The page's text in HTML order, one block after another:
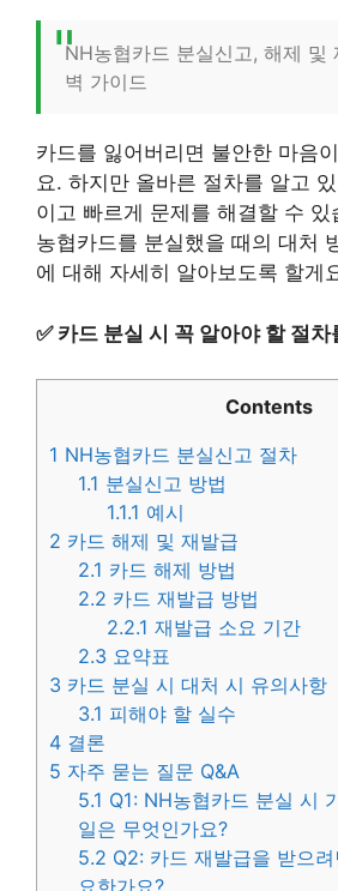
NH농협카드 분실신고, 해제 및
벽 가이드
카드를 잃어버리면 불안한 마음
요. 하지만 올바른 절차를 알고
이고 빠르게 문제를 해결할 수
농협카드를 분실했을 때의 대처
에 대해 자세히 알아보도록 할게
✅ 카드 분실 시 꼭 알아야 할 절
Contents
1 NH농협카드 분실신고 절차
1.1 분실신고 방법
1.1.1 예시
2 카드 해제 및 재발급
2.1 카드 해제 방법
2.2 카드 재발급 방법
2.2.1 재발급 소요 기간
2.3 요약표
3 카드 분실 시 대처 시 유의사항
3.1 피해야 할 실수
4 결론
5 자주 묻는 질문 Q&A
5.1 Q1: NH농협카드 분실 시
일은 무엇인가요?
5.2 Q2: 카드 재발급을 받으